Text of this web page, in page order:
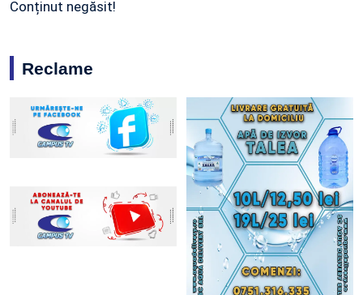
Conținut negăsit!
Reclame